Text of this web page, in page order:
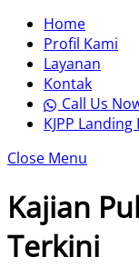
Home
Profil Kami
Layanan
Kontak
Call Us
KJPP Landing
Close Menu
Kajian
Terkini